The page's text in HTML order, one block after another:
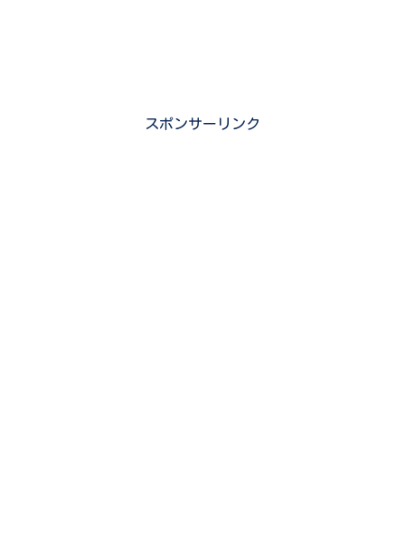
スポンサーリンク